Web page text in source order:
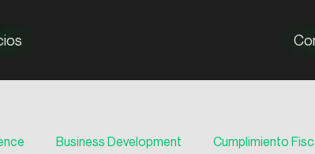
Business Development Cumplimiento